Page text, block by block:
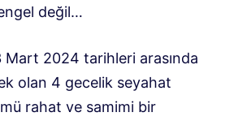
değil…
Mart 2024 tarihleri ​​arasında
olan 4 gecelik seyahat
rahat ve samimi bir